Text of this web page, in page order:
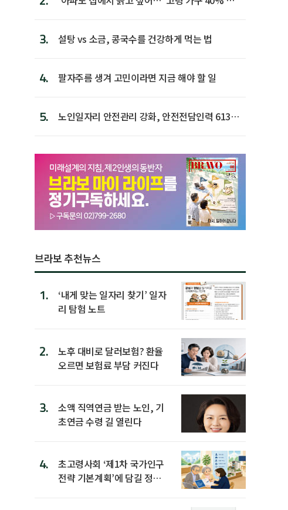
3. 설탕 vs 소금, 콩국수를 건강하게 먹는 법
4. 팔자주름 생겨 고민이라면 지금 해야 할 일
5.
노인일자리 안전관리 강화, 안전전담인력 613명
브라보 추천뉴스
1.
‘내게 맞는 일자리 찾기’ 일자
리 탐험 노트
2.
노후 대비로 달러보험? 환율
오르면 보험료 부담 커진다
3.
소액 직역연금 받는 노인, 기
초연금 수령 길 열린다
4.
초고령사회 ‘제1차 국가인구
전략 기본계획’에 담길 정책